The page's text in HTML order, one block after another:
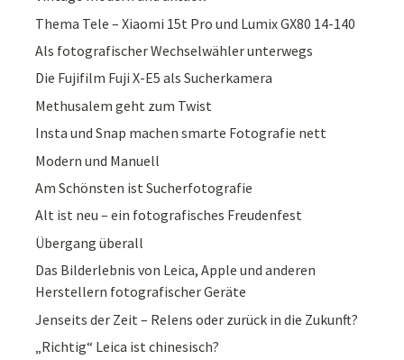
Thema Tele – Xiaomi 15t Pro und Lumix GX80 14-140
Als fotografischer Wechselwähler unterwegs
Die Fujifilm Fuji X-E5 als Sucherkamera
Methusalem geht zum Twist
Insta und Snap machen smarte Fotografie nett
Modern und Manuell
Am Schönsten ist Sucherfotografie
Alt ist neu – ein fotografisches Freudenfest
Übergang überall
Das Bilderlebnis von Leica, Apple und anderen
Herstellern fotografischer Geräte
Jenseits der Zeit – Relens oder zurück in die Zukunft?
„Richtig“ Leica ist chinesisch?